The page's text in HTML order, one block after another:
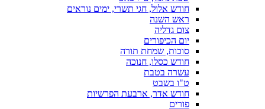
חודש אלול, חגי תשרי, ימים נוראים
ראש השנה
צום גדליה
יום הכיפורים
סוכות, שמחת תורה
חודש כסלו, חנוכה
עשרה בטבת
ט"ו בשבט
חודש אדר, ארבעת הפרשיות
פורים